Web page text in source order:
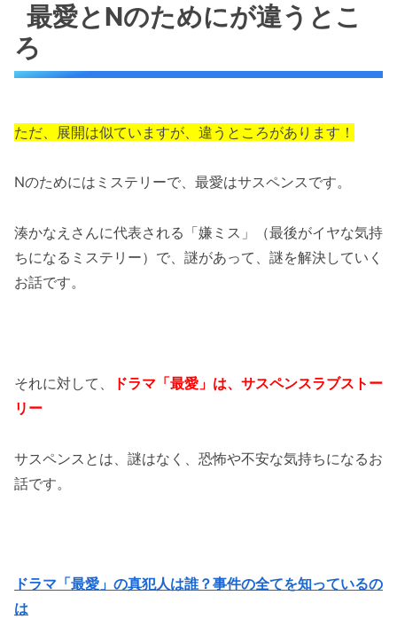
最愛とNのためにが違うとこ
ろ
ただ、展開は似ていますが、違うところがあります！
Nのためにはミステリーで、最愛はサスペンスです。
湊かなえさんに代表される「嫌ミス」（最後がイヤな気持
ちになるミステリー）で、謎があって、謎を解決していく
お話です。
それに対して、
ドラマ「最愛」は、サスペンスラブストー
リー
サスペンスとは、謎はなく、恐怖や不安な気持ちになるお
話です。
ドラマ「最愛」の真犯人は誰？事件の全てを知っているの
は